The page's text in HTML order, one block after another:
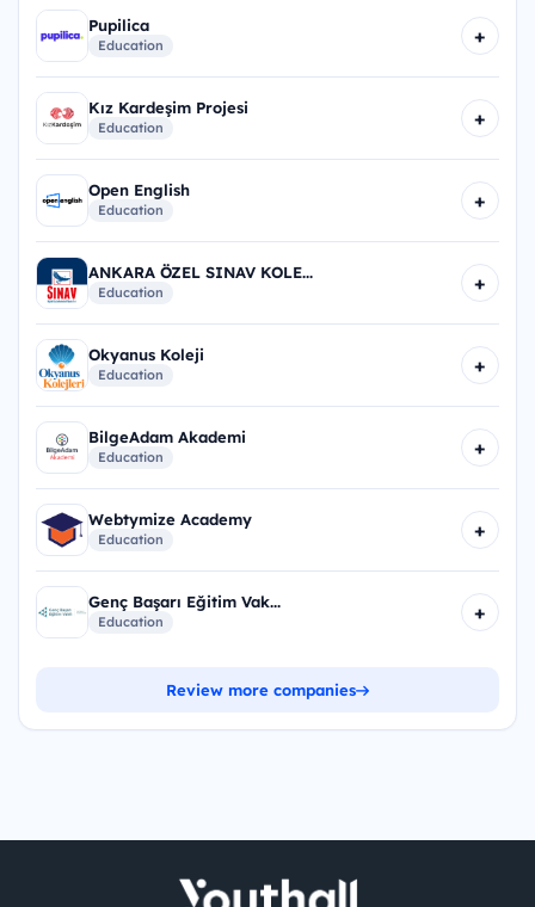
Pupilica
Education +
Kız Kardeşim Projesi
Education +
Open English
Education +
ANKARA ÖZEL SINAV KOLE...
Education +
Okyanus Koleji
Education +
BilgeAdam Akademi
Education +
Webtymize Academy
Education +
Genç Başarı Eğitim Vak...
Education +
Review more companies